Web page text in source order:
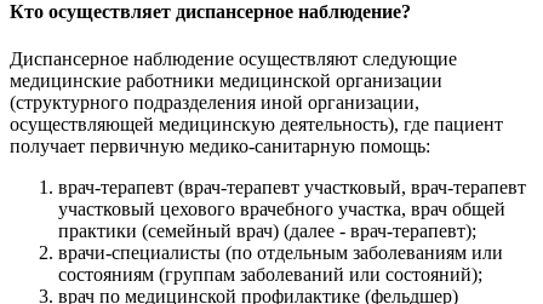
Кто осуществляет диспансерное наблюдение?
Диспансерное наблюдение осуществляют следующие
медицинские работники медицинской организации
(структурного подразделения иной организации,
осуществляющей медицинскую деятельность), где пациент
получает первичную медико-санитарную помощь:
врач-терапевт (врач-терапевт участковый, врач-терапевт
участковый цехового врачебного участка, врач общей
практики (семейный врач) (далее - врач-терапевт);
врачи-специалисты (по отдельным заболеваниям или
состояниям (группам заболеваний или состояний);
врач по медицинской профилактике (фельдшер)